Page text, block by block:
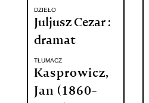
DZIEŁO
Juljusz Cezar :
dramat
TŁUMACZ
Kasprowicz,
Jan (1860-